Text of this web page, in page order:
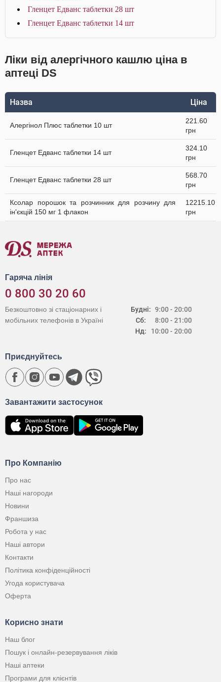
Гленцет Едванс таблетки 28 шт
Гленцет Едванс таблетки 14 шт
Ліки від алергічного кашлю ціна в
аптеці DS
Назва Ціна
Алергінол Плюс таблетки 10 шт
221.60
грн
Гленцет Едванс таблетки 14 шт
324.10
грн
Гленцет Едванс таблетки 28 шт
568.70
грн
Ксолар порошок та розчинник для розчину для
ін'єкцій 150 мг 1 флакон
12215.10
грн
Гаряча лінія
0 800 30 20 60
Будні:
Сб:
Нд:
9:00 - 20:00
8:00 - 21:00
10:00 - 20:00
Безкоштовно зі стаціонарних і
мобільних телефонів в Україні
Про Компанію
Про нас
Наші нагороди
Новини
Франшиза
Робота у нас
Наші автори
Контакти
Політика конфіденційності
Угода користувача
Оферта
Корисно знати
Наш блог
Пошук і онлайн-резервування ліків
Наші аптеки
Програми для клієнтів
Завантажити застосунок
Приєднуйтесь